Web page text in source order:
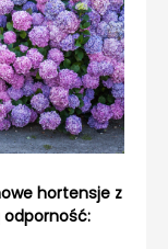
hortensje z
odporność: